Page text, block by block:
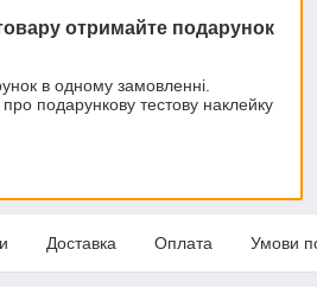
отримайте подарунок
в одному замовленні.
подарункову тестову наклейку
Доставка Оплата Умови